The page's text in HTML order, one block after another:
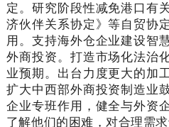
定。研究阶段性减免港口有
济伙伴关系协定》等自贸协
用。支持海外仓企业建设智
外商投资。打造市场化法治
业预期。出台力度更大的加
扩大中西部外商投资制造业
企业专班作用，健全与外资
了解他们的困难，对合理需求